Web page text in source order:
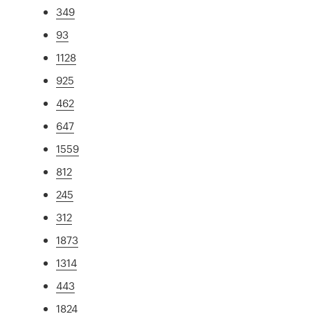
349
93
1128
925
462
647
1559
812
245
312
1873
1314
443
1824